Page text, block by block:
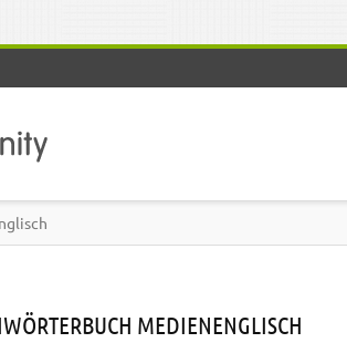
MEDIENENGLISCH